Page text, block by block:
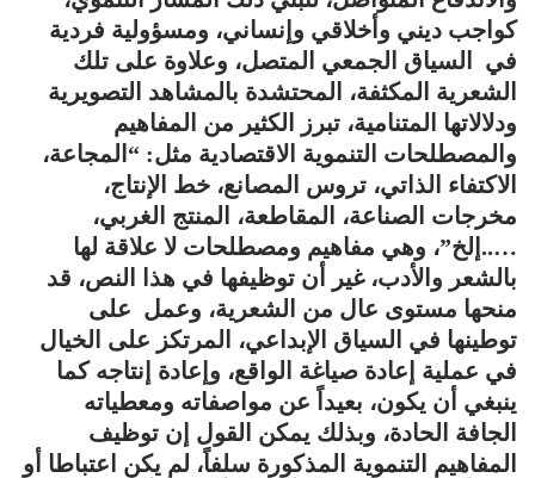
كواجب ديني وأخلاقي وإنساني، ومسؤولية فردية
في السياق الجمعي المتصل، وعلاوة على تلك
الشعرية المكثفة، المحتشدة بالمشاهد التصويرية
ودلالاتها المتنامية، تبرز الكثير من المفاهيم
والمصطلحات التنموية الاقتصادية مثل: “المجاعة،
الاكتفاء الذاتي، تروس المصانع، خط الإنتاج،
مخرجات الصناعة، المقاطعة، المنتج الغربي،
…..إلخ”، وهي مفاهيم ومصطلحات لا علاقة لها
بالشعر والأدب، غير أن توظيفها في هذا النص، قد
منحها مستوى عال من الشعرية، وعمل على
توطينها في السياق الإبداعي، المرتكز على الخيال
في عملية إعادة صياغة الواقع، وإعادة إنتاجه كما
ينبغي أن يكون، بعيداً عن مواصفاته ومعطياته
الجافة الحادة، وبذلك يمكن القول إن توظيف
المفاهيم التنموية المذكورة سلفاً، لم يكن اعتباطا أو